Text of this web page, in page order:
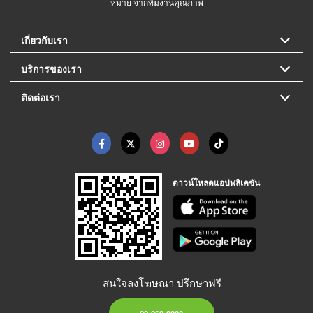
เกี่ยวกับเรา
บริการของเรา
ติดต่อเรา
ดาวน์โหลดแอปพลิเคชัน
สนใจลงโฆษณา ปรึกษาฟรี